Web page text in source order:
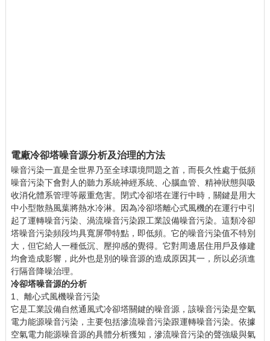
電廠冷卻塔噪音源分析及治理的方法
噪音污染一直是全世界乃至全球環境問題之首，而長久性處于低頻
噪音污染下會對人的聽力系統神經系統、心腦血管、精神狀態與吸
收消化體系管理等嚴重危害。閉式冷卻塔在運行中時，關鍵是用大
中小型散熱風葉將熱水冷淋。因為冷卻塔離心式風機的在運行中引
起了運轉噪音污染、渦流噪音污染跟工業設備噪音污染。這類冷卻
塔噪音污染頻段均具寬屏帶特點，即低頻。它的噪音污染值不特別
大，但它給人一種低沉、壓抑感的覺得。它對周邊居住用戶及修建
均會造成影響，此外也是別的噪音源的造成原因其一，所以必須進
行隔音降噪治理。
冷卻塔噪音源的分析
1、離心式風機噪音污染
它是工業設備自然通風式冷卻塔關鍵的噪音源，該噪音污染是空氣
電力能源噪音污染，主要包括滲流噪音污染跟運轉噪音污染。依據
空氣電力能源噪音源的具體分析獲知，滲流噪音污染的聲強級與氣